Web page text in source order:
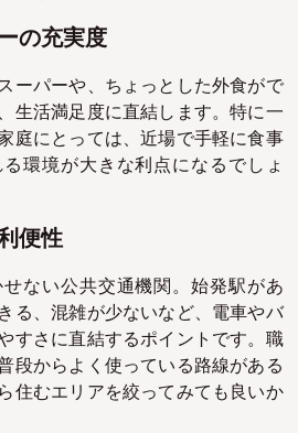
の充実度
ーパーや、ちょっとした外食がで
生活満足度に直結します。特に一
庭にとっては、近場で手軽に食事
環境が大きな利点になるでしょ
便性
ない公共交通機関。始発駅があ
る、混雑が少ないなど、電車やバ
すさに直結するポイントです。職
段からよく使っている路線がある
住むエリアを絞ってみても良いか